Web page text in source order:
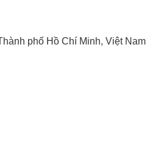
phố Hồ Chí Minh, Việt Nam